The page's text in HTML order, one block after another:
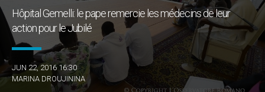
Hôpital Gemelli: le pape remercie les médecins de leur
action pour le Jubilé
JUN 22, 2016 16:30
MARINA DROUJININA